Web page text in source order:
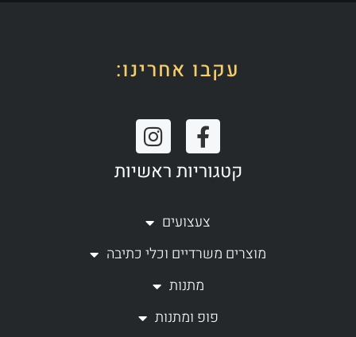
עקבו אחרינו:
F
a
c
b
o
o
k
f
I
n
s
a
r
a
קטגוריות ראשיות
צעצועים
מוצרים משרדיים וכלי כתיבה
מתנות
פופ ומתנות